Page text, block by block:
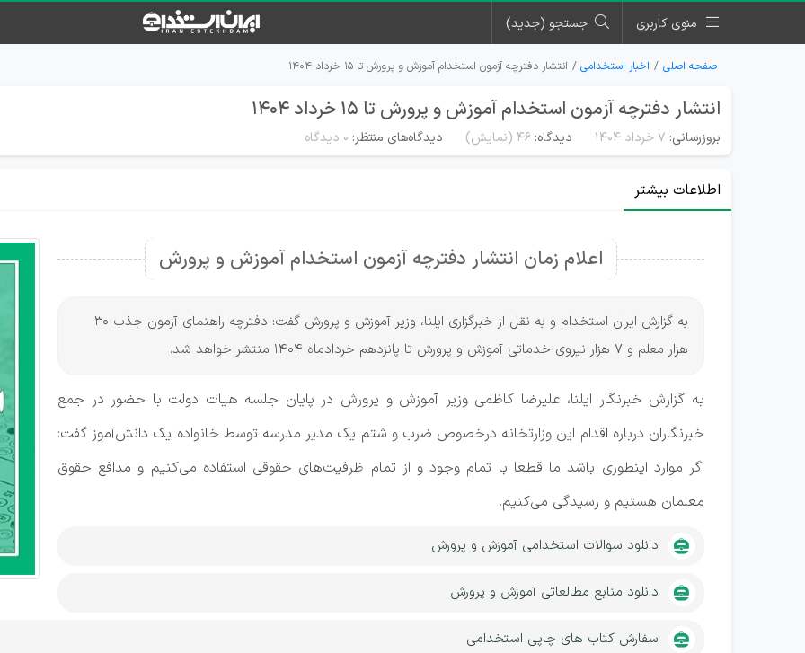
منوی کاربری جستجو (جدید)
صفحه اصلی اخبار استخدامی انتشار دفترچه آزمون استخدام آموزش و پرورش تا ۱۵ خرداد ۱۴۰۴
انتشار دفترچه آزمون استخدام آموزش و پرورش تا ۱۵ خرداد ۱۴۰۴
بروزرسانی: ۷ خرداد ۱۴۰۴ دیدگاه: 46 (نمایش) دیدگاه‌های منتظر: ۰ دیدگاه
اطلاعات بیشتر
اعلام زمان انتشار دفترچه آزمون استخدام آموزش و پرورش
به گزارش ایران استخدام و به نقل از خبرگزاری ایلنا، وزیر آموزش و پرورش گفت: دفترچه راهنمای آزمون جذب 30
هزار معلم و 7 هزار نیروی خدماتی آموزش و پرورش تا پانزدهم خردادماه 1404 منتشر خواهد شد.
به گزارش خبرنگار ایلنا، علیرضا کاظمی وزیر آموزش و پرورش در پایان جلسه هیات دولت با حضور در جمع
خبرنگاران درباره اقدام این وزارتخانه درخصوص ضرب و شتم یک مدیر مدرسه توسط خانواده یک دانش‌آموز گفت:
اگر موارد اینطوری باشد ما قطعا با تمام وجود و از تمام ظرفیت‌های حقوقی استفاده می‌کنیم و مدافع حقوق
معلمان هستیم و رسیدگی می‌کنیم.
دانلود سوالات استخدامی آموزش و پرورش
دانلود منابع مطالعاتی آموزش و پرورش
سفارش کتاب های چاپی استخدامی